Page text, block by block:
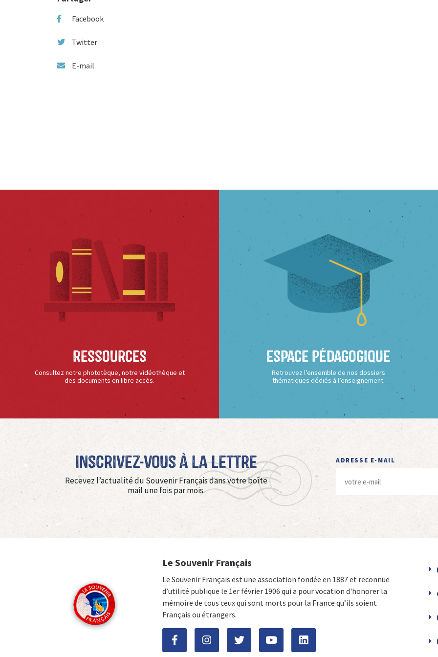
Facebook
Twitter
E-mail
Ressources
Consultez notre phototèque, notre vidéothèque et
des documents en libre accès.
Espace Pédagogique
Retrouvez l’ensemble de nos dossiers
thématiques dédiés à l’enseignement.
Inscrivez-vous à La Lettre
Recevez l’actualité du Souvenir Français dans votre boîte
mail une fois par mois.
ADRESSE E-MAIL
Le Souvenir Français
Le Souvenir Français est une association fondée en 1887 et reconnue
d’utilité publique le 1er février 1906 qui a pour vocation d'honorer la
mémoire de tous ceux qui sont morts pour la France qu’ils soient
Français ou étrangers.